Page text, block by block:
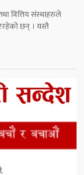
वित्तिय संस्थाहरुले
छन् । यस्तै